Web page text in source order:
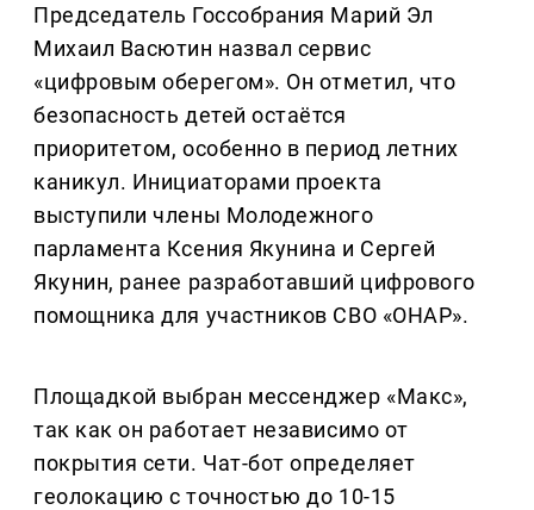
Председатель Госсобрания Марий Эл
Михаил Васютин назвал сервис
«цифровым оберегом». Он отметил, что
безопасность детей остаётся
приоритетом, особенно в период летних
каникул. Инициаторами проекта
выступили члены Молодежного
парламента Ксения Якунина и Сергей
Якунин, ранее разработавший цифрового
помощника для участников СВО «ОНАР».
Площадкой выбран мессенджер «Макс»,
так как он работает независимо от
покрытия сети. Чат-бот определяет
геолокацию с точностью до 10-15